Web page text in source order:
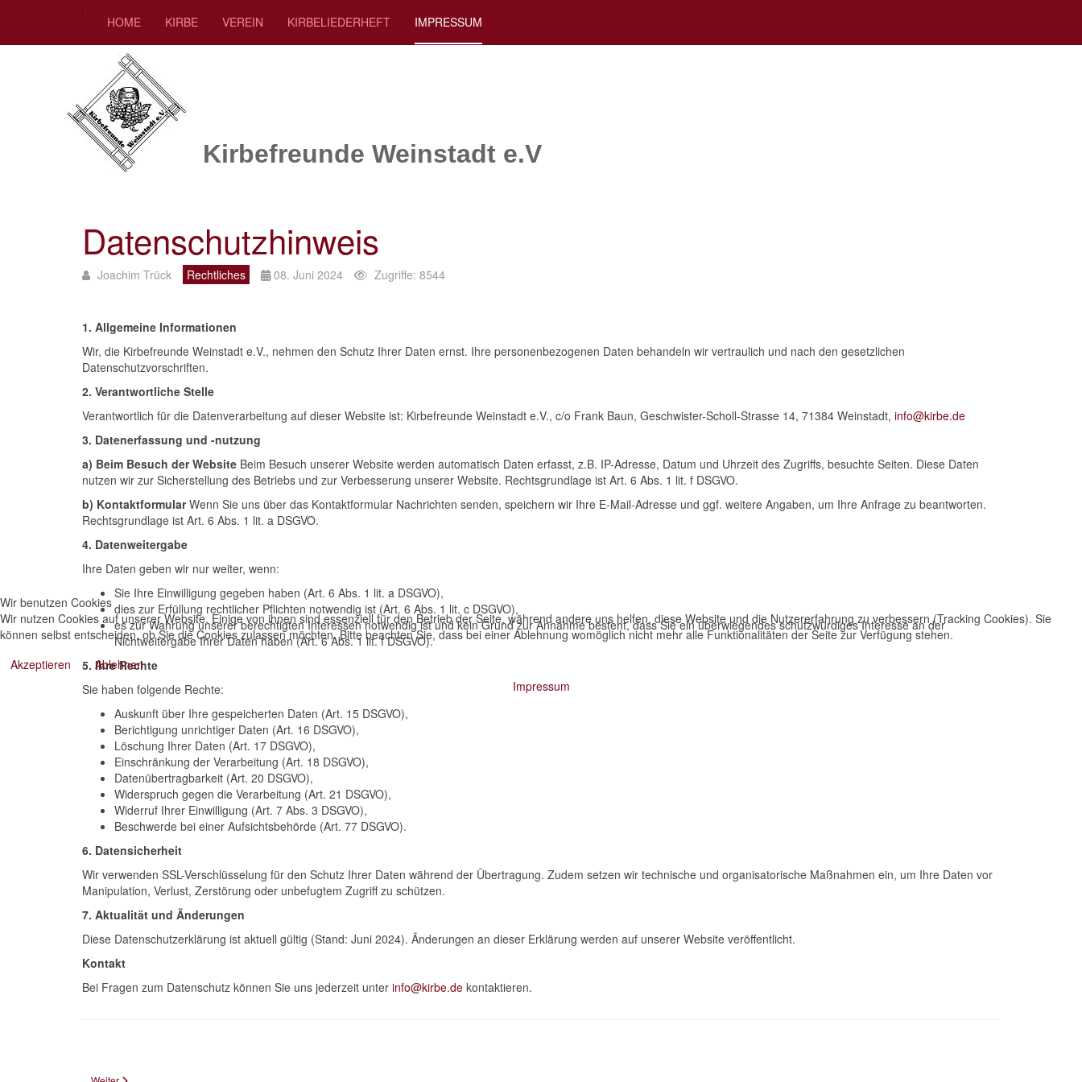
HOME KIRBE VEREIN KIRBELIEDERHEFT IMPRESSUM
Kirbefreunde Weinstadt e.V
Datenschutzhinweis
Joachim Trück Rechtliches 08. Juni 2024 Zugriffe: 8544
1. Allgemeine Informationen
Wir, die Kirbefreunde Weinstadt e.V., nehmen den Schutz Ihrer Daten ernst. Ihre personenbezogenen Daten behandeln wir vertraulich und nach den gesetzlichen
Datenschutzvorschriften.
2. Verantwortliche Stelle
Verantwortlich für die Datenverarbeitung auf dieser Website ist: Kirbefreunde Weinstadt e.V., c/o Frank Baun, Geschwister-Scholl-Strasse 14, 71384 Weinstadt, info@kirbe.de
3. Datenerfassung und -nutzung
a) Beim Besuch der Website Beim Besuch unserer Website werden automatisch Daten erfasst, z.B. IP-Adresse, Datum und Uhrzeit des Zugriffs, besuchte Seiten. Diese Daten
nutzen wir zur Sicherstellung des Betriebs und zur Verbesserung unserer Website. Rechtsgrundlage ist Art. 6 Abs. 1 lit. f DSGVO.
b) KontaktformularWenn Sie uns über das Kontaktformular Nachrichten senden, speichern wir Ihre E-Mail-Adresse und ggf. weitere Angaben, um Ihre Anfrage zu beantworten.
Rechtsgrundlage ist Art. 6 Abs. 1 lit. a DSGVO.
4. Datenweitergabe
Ihre Daten geben wir nur weiter, wenn:
Sie Ihre Einwilligung gegeben haben (Art. 6 Abs. 1 lit. a DSGVO),
dies zur Erfüllung rechtlicher Pflichten notwendig ist (Art. 6 Abs. 1 lit. c DSGVO),
es zur Wahrung unserer berechtigten Interessen notwendig ist und kein Grund zur Annahme besteht, dass Sie ein überwiegendes schutzwürdiges Interesse an der
Nichtweitergabe Ihrer Daten haben (Art. 6 Abs. 1 lit. f DSGVO).
5. Ihre Rechte
Sie haben folgende Rechte:
Auskunft über Ihre gespeicherten Daten (Art. 15 DSGVO),
Berichtigung unrichtiger Daten (Art. 16 DSGVO),
Löschung Ihrer Daten (Art. 17 DSGVO),
Einschränkung der Verarbeitung (Art. 18 DSGVO),
Datenübertragbarkeit (Art. 20 DSGVO),
Widerspruch gegen die Verarbeitung (Art. 21 DSGVO),
Widerruf Ihrer Einwilligung (Art. 7 Abs. 3 DSGVO),
Beschwerde bei einer Aufsichtsbehörde (Art. 77 DSGVO).
6. Datensicherheit
Wir verwenden SSL-Verschlüsselung für den Schutz Ihrer Daten während der Übertragung. Zudem setzen wir technische und organisatorische Maßnahmen ein, um Ihre Daten vor
Manipulation, Verlust, Zerstörung oder unbefugtem Zugriff zu schützen.
7. Aktualität und Änderungen
Diese Datenschutzerklärung ist aktuell gültig (Stand: Juni 2024). Änderungen an dieser Erklärung werden auf unserer Website veröffentlicht.
Kontakt
Bei Fragen zum Datenschutz können Sie uns jederzeit unter info@kirbe.de kontaktieren.
Nächster Beitrag: Datenschutzhinweis lang
Wir benutzen Cookies
Wir nutzen Cookies auf unserer Website. Einige von ihnen sind essenziell für den Betrieb der Seite, während andere uns helfen, diese Website und die Nutzererfahrung zu verbessern (Tracking Cookies). Sie
können selbst entscheiden, ob Sie die Cookies zulassen möchten. Bitte beachten Sie, dass bei einer Ablehnung womöglich nicht mehr alle Funktionalitäten der Seite zur Verfügung stehen.
Akzeptieren
Ablehnen
Impressum